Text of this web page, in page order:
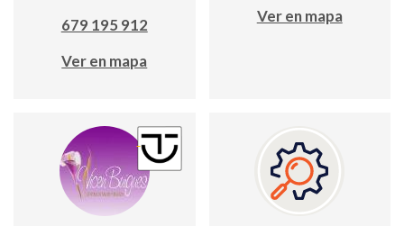
679 195 912
Ver en mapa
Ver en mapa